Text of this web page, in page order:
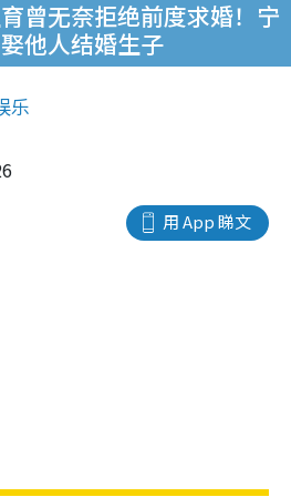
曾无奈拒绝前度求婚！宁
他人结婚生子
乐
用 App 睇文